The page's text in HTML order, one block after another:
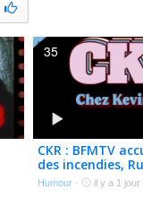
CKR : BFMTV
des incendies,
visas, PS à 15€
Humour · il y a 1 jour
35